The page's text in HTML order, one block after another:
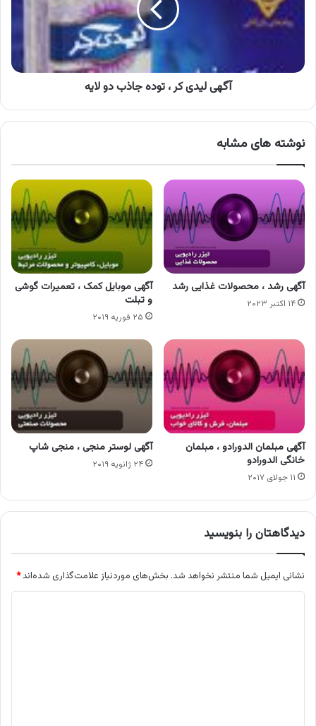
جاذب
آگهی لیدی کر ، توده جاذب دو لایه
نوشته های مشابه
آگهی رشد ، محصولات غذایی رشد
۱۴ اکتبر ۲۰۲۳
آگهی موبایل کمک ، تعمیرات گوشی
و تبلت
۲۵ فوریه ۲۰۱۹
آگهی مبلمان الدورادو ، مبلمان
خانگی الدورادو
۱۱ جولای ۲۰۱۷
آگهی لوستر منجی ، منجی شاپ
۲۴ ژانویه ۲۰۱۹
دیدگاهتان را بنویسید
نشانی ایمیل شما منتشر نخواهد شد. بخش‌های موردنیاز علامت‌گذاری شده‌اند*